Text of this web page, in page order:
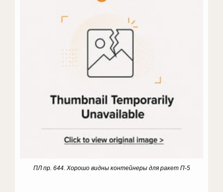
ПЛ пр. 644. Хорошо видны контейнеры для ракет П-5